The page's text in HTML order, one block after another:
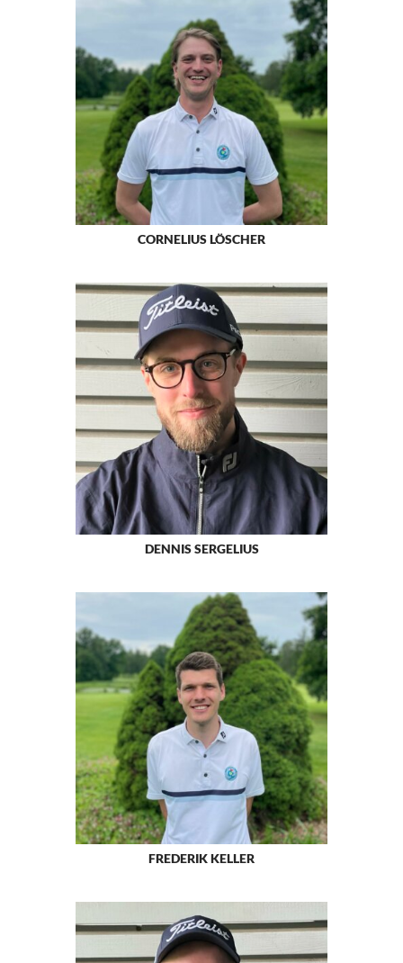
CORNELIUS LÖSCHER
DENNIS SERGELIUS
FREDERIK KELLER